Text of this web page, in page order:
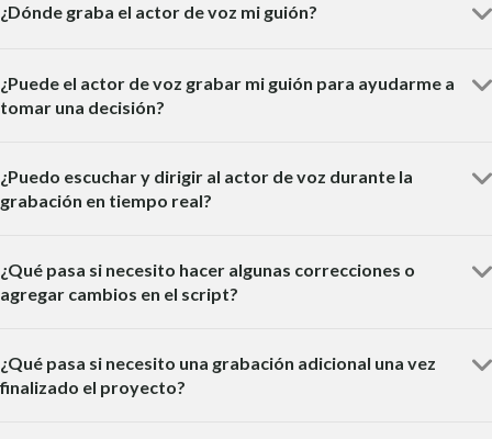
¿Dónde graba el actor de voz mi guión?
¿Puede el actor de voz grabar mi guión para ayudarme a
tomar una decisión?
¿Puedo escuchar y dirigir al actor de voz durante la
grabación en tiempo real?
¿Qué pasa si necesito hacer algunas correcciones o
agregar cambios en el script?
¿Qué pasa si necesito una grabación adicional una vez
finalizado el proyecto?